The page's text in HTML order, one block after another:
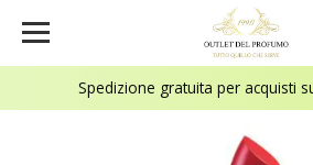
Spedizione gratuita per acquisti